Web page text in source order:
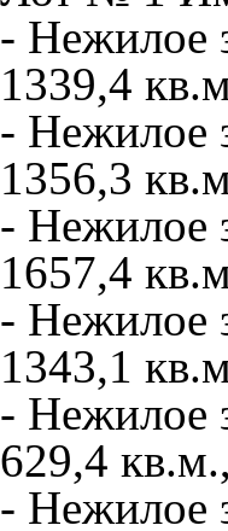
- Нежилое
1339,4
- Нежилое
1356,3
- Нежилое
1657,4
- Нежилое
1343,1
- Нежилое
629,4
- Нежилое